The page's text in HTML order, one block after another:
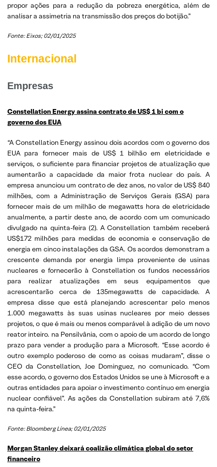
propor ações para a redução da pobreza energética, além de
analisar a assimetria na transmissão dos preços do botijão.”
Fonte: Eixos; 02/01/2025
Internacional
Empresas
Constellation Energy assina contrato de US$ 1 bi com o
governo dos EUA
“A Constellation Energy assinou dois acordos com o governo dos
EUA para fornecer mais de US$ 1 bilhão em eletricidade e
serviços, o suficiente para financiar projetos de atualização que
aumentarão a capacidade da maior frota nuclear do país. A
empresa anunciou um contrato de dez anos, no valor de US$ 840
milhões, com a Administração de Serviços Gerais (GSA) para
fornecer mais de um milhão de megawatts hora de eletricidade
anualmente, a partir deste ano, de acordo com um comunicado
divulgado na quinta-feira (2). A Constellation também receberá
US$172 milhões para medidas de economia e conservação de
energia em cinco instalações da GSA. Os acordos demonstram a
crescente demanda por energia limpa proveniente de usinas
nucleares e fornecerão à Constellation os fundos necessários
para realizar atualizações em seus equipamentos que
acrescentarão cerca de 135megawatts de capacidade. A
empresa disse que está planejando acrescentar pelo menos
1.000 megawatts às suas usinas nucleares por meio desses
projetos, o que é mais ou menos comparável à adição de um novo
reator inteiro. na Pensilvânia, com o apoio de um acordo de longo
prazo para vender a produção para a Microsoft. “Esse acordo é
outro exemplo poderoso de como as coisas mudaram”, disse o
CEO da Constellation, Joe Dominguez, no comunicado. “Com
esse acordo, o governo dos Estados Unidos se une à Microsoft e a
outras entidades para apoiar o investimento contínuo em energia
nuclear confiável”. As ações da Constellation subiram até 7,6%
na quinta-feira.”
Fonte: Bloomberg Línea; 02/01/2025
Morgan Stanley deixará coalizão climática global do setor
financeiro